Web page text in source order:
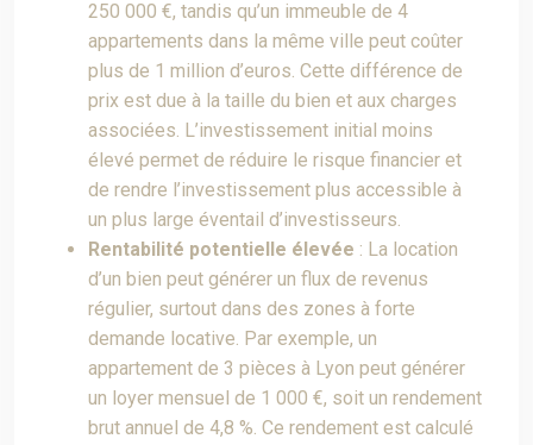
250 000 €, tandis qu’un immeuble de 4
appartements dans la même ville peut coûter
plus de 1 million d’euros. Cette différence de
prix est due à la taille du bien et aux charges
associées. L’investissement initial moins
élevé permet de réduire le risque financier et
de rendre l’investissement plus accessible à
un plus large éventail d’investisseurs.
Rentabilité potentielle élevée : La location
d’un bien peut générer un flux de revenus
régulier, surtout dans des zones à forte
demande locative. Par exemple, un
appartement de 3 pièces à Lyon peut générer
un loyer mensuel de 1 000 €, soit un rendement
brut annuel de 4,8 %. Ce rendement est calculé